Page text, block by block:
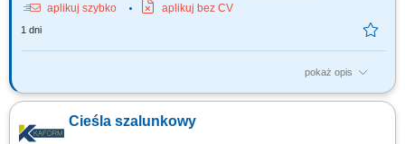
aplikuj szybko
aplikuj bez CV
1 dni
pokaż opis
Zadania: Wykonywanie konstrukcji żelbetowych w stanach surowych
Cieśla szalunkowy